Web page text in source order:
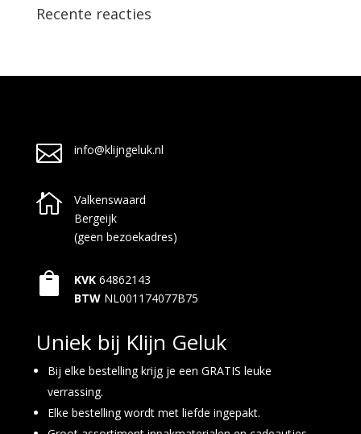
Recente reacties
 info@klijngeluk.nl

Valkenswaard
Bergeijk
(geen bezoekadres)
 KVK 64862143
BTW NL001174077B75
Uniek bij Klijn Geluk
Bij elke bestelling krijg je een GRATIS leuke
verrassing.
Elke bestelling wordt met liefde ingepakt.